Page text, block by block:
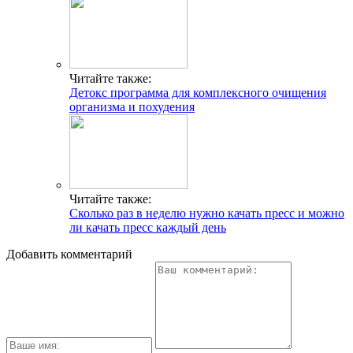
Читайте также:
Детокс программа для комплексного очищения
организма и похудения
Читайте также:
Сколько раз в неделю нужно качать пресс и можно
ли качать пресс каждый день
Добавить комментарий